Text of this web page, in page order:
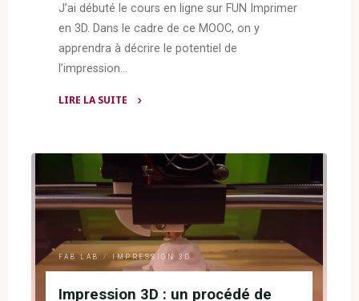
J’ai débuté le cours en ligne sur FUN Imprimer
en 3D. Dans le cadre de ce MOOC, on y
apprendra à décrire le potentiel de
l’impression…
LIRE LA SUITE
Imprimer
3D"
FAB LAB / IMPRESSION 3D
Impression 3D : un procédé de